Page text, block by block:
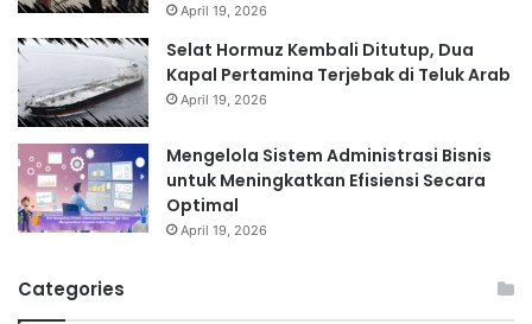
April 19, 2026
Selat Hormuz Kembali Ditutup, Dua
Kapal Pertamina Terjebak di Teluk Arab
April 19, 2026
Mengelola Sistem Administrasi Bisnis
untuk Meningkatkan Efisiensi Secara
Optimal
April 19, 2026
Categories